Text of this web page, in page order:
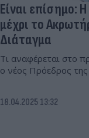
Είναι επίσημο:
μέχρι το
Διάταγμα
Τι αναφέρεται στο
ο νέος Πρόεδρος
18.04.2025 13:32